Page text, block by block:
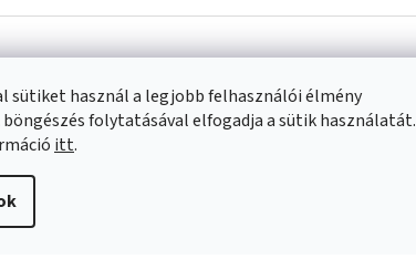
sütiket használ a legjobb felhasználói élmény
böngészés folytatásával elfogadja a sütik használatát.
itt.
vásárlásról